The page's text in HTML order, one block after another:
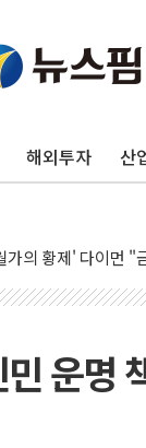
해외투자 산
모, 내주 실리콘밸
증시 개장 전 특
증시 프리뷰, 미
대, 북한 단거리 탄
운명